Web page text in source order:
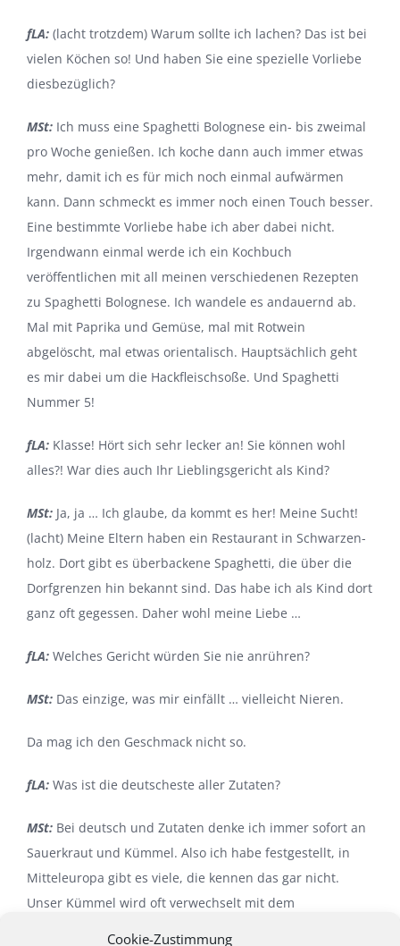
Cookie-Zustimmung
fLA: (lacht trotzdem) Warum sollte ich lachen? Das ist bei
vielen Köchen so! Und haben Sie eine spezielle Vorliebe
diesbezüglich?
MSt: Ich muss eine Spaghetti Bolognese ein- bis zweimal
pro Woche genießen. Ich koche dann auch immer etwas
mehr, damit ich es für mich noch einmal aufwärmen
kann. Dann schmeckt es immer noch einen Touch besser.
Eine bestimmte Vorliebe habe ich aber dabei nicht.
Irgendwann einmal werde ich ein Kochbuch
veröffentlichen mit all meinen verschiedenen Rezepten
zu Spaghetti Bolognese. Ich wandele es andauernd ab.
Mal mit Paprika und Gemüse, mal mit Rotwein
abgelöscht, mal etwas orientalisch. Hauptsächlich geht
es mir dabei um die Hackfleischsoße. Und Spaghetti
Nummer 5!
fLA: Klasse! Hört sich sehr lecker an! Sie können wohl
alles?! War dies auch Ihr Lieblingsgericht als Kind?
MSt: Ja, ja … Ich glaube, da kommt es her! Meine Sucht!
(lacht) Meine Eltern haben ein Restaurant in Schwarzen­
holz. Dort gibt es überbackene Spaghetti, die über die
Dorfgrenzen hin bekannt sind. Das habe ich als Kind dort
ganz oft gegessen. Daher wohl meine Liebe …
fLA: Welches Gericht würden Sie nie anrühren?
MSt: Das einzige, was mir einfällt … vielleicht Nieren.
Da mag ich den Geschmack nicht so.
fLA: Was ist die deutscheste aller Zutaten?
MSt: Bei deutsch und Zutaten denke ich immer sofort an
Sauerkraut und Kümmel. Also ich habe festgestellt, in
Mitteleuropa gibt es viele, die kennen das gar nicht.
Unser Kümmel wird oft verwechselt mit dem